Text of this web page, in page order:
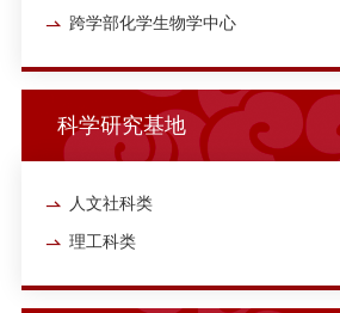
跨学部化学生物学中心
科学研究基地
人文社科类
理工科类